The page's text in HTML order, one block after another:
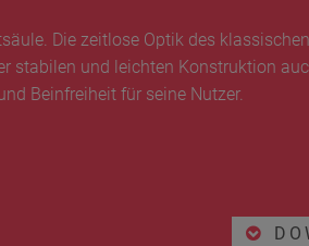
Die zeitlose Optik des klassischen
stabilen und leichten Konstruktion
Beinfreiheit für seine Nutzer.